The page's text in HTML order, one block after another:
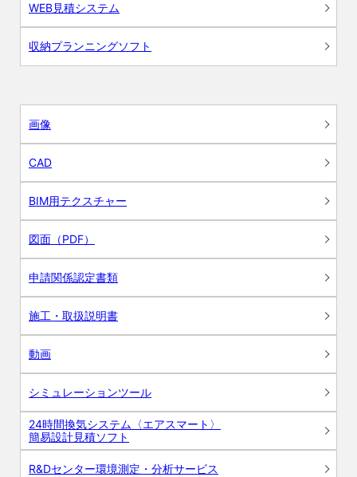
WEB見積システム
収納プランニングソフト
画像
CAD
BIM用テクスチャー
図面（PDF）
申請関係認定書類
施工・取扱説明書
動画
シミュレーションツール
24時間換気システム〈エアスマート〉
簡易設計見積ソフト
R&Dセンター環境測定・分析サービス